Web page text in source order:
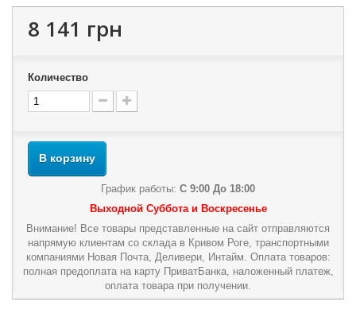
8 141 грн
Количество
В корзину
График работы: С 9:00 До 18:00
Выходной Суббота и Воскресенье
Внимание! Все товары представленные на сайт отправляются
напрямую клиентам со склада в Кривом Роге, транспортными
компаниями Новая Почта, Деливери, Интайм. Оплата товаров:
полная предоплата на карту ПриватБанка, наложенный платеж,
оплата товара при получении.